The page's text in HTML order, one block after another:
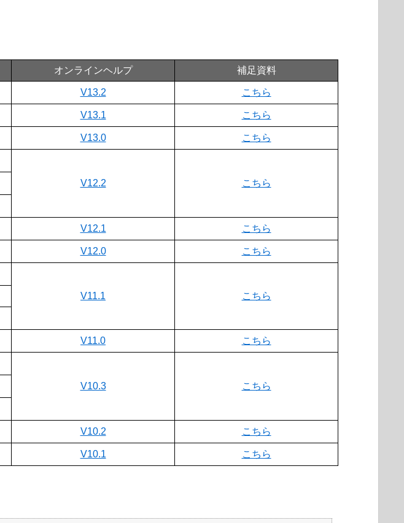
オンラインヘルプ 補足資料
V13.2 こちら
V13.1 こちら
V13.0 こちら
V12.2 こちら
V12.1 こちら
V12.0 こちら
V11.1 こちら
V11.0 こちら
V10.3 こちら
V10.2 こちら
V10.1 こちら